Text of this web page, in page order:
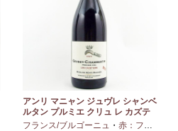
アンリ マニャン ジュヴレ シャンベ
ルタン プルミエ クリュ レ カズテ
ィエ エルバージュ 24 モワ 2023
フランス/ブルゴーニュ ・ 赤：フルボディ